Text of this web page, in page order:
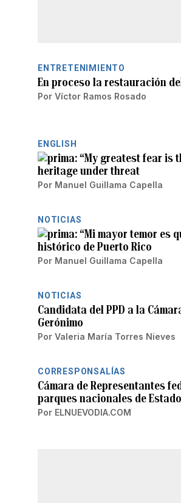
ENTRETENIMIENTO
En proceso la restauración
Por Víctor Ramos Rosado
ENGLISH
“My greatest fear is
heritage under threat
Por Manuel Guillama Capella
NOTICIAS
“Mi mayor temor es
histórico de Puerto Rico
Por Manuel Guillama Capella
NOTICIAS
Candidata del PPD a la
Gerónimo
Por Valeria María Torres Nieves
CORRESPONSALÍAS
Cámara de Representantes
parques nacionales de
Por ELNUEVODIA.COM